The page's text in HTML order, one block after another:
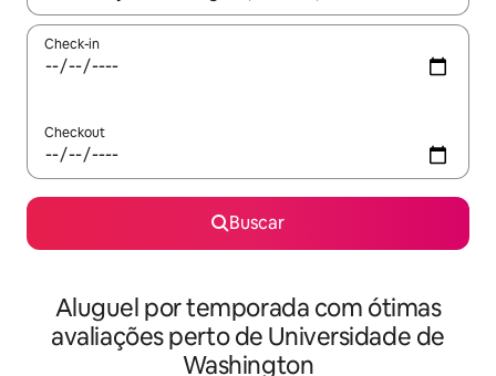
Check-in
Checkout
Buscar
Aluguel por temporada com ótimas
avaliações perto de Universidade de
Washington